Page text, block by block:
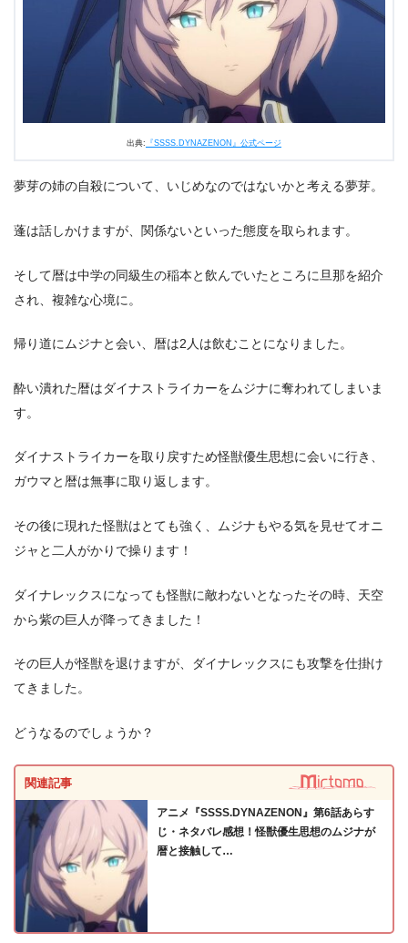
アニメ『SSSS.DYNAZENON』第7話あらすじ・ネタバ
レ感想まとめ
出典: 『SSSS.DYNAZENON』公式ページ
夢芽の姉の自殺について、いじめなのではないかと考える夢芽。
蓬は話しかけますが、関係ないといった態度を取られます。
そして暦は中学の同級生の稲本と飲んでいたところに旦那を紹介
され、複雑な心境に。
帰り道にムジナと会い、暦は2人は飲むことになりました。
酔い潰れた暦はダイナストライカーをムジナに奪われてしまいま
す。
ダイナストライカーを取り戻すため怪獣優生思想に会いに行き、
ガウマと暦は無事に取り返します。
その後に現れた怪獣はとても強く、ムジナもやる気を見せてオニ
ジャと二人がかりで操ります！
ダイナレックスになっても怪獣に敵わないとなったその時、天空
から紫の巨人が降ってきました！
その巨人が怪獣を退けますが、ダイナレックスにも攻撃を仕掛け
てきました。
どうなるのでしょうか？
関連記事
アニメ『SSSS.DYNAZENON』第6話あらす
じ・ネタバレ感想！怪獣優生思想のムジナが
暦と接触して…